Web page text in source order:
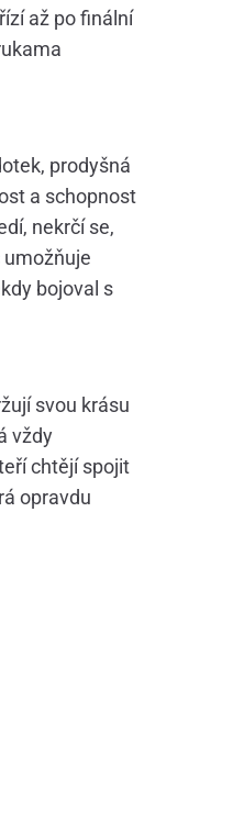
až po finální
prodyšná
a schopnost
nekrčí se,
umožňuje
bojoval s
svou krásu
vždy
chtějí spojit
opravdu